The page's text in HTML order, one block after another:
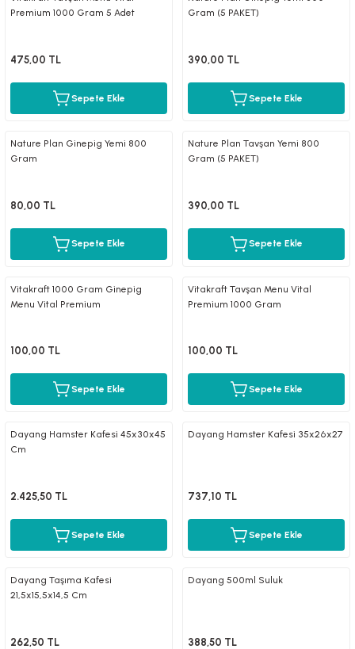
Premium 1000 Gram 5 Adet
475,00 TL
Sepete Ekle
Gram (5 PAKET)
390,00 TL
Sepete Ekle
Nature Plan Ginepig Yemi 800
Gram
80,00 TL
Sepete Ekle
Nature Plan Tavşan Yemi 800
Gram (5 PAKET)
390,00 TL
Sepete Ekle
Vitakraft 1000 Gram Ginepig
Menu Vital Premium
100,00 TL
Sepete Ekle
Vitakraft Tavşan Menu Vital
Premium 1000 Gram
100,00 TL
Sepete Ekle
Dayang Hamster Kafesi 45x30x45
Cm
2.425,50 TL
Sepete Ekle
Dayang Hamster Kafesi 35x26x27
737,10 TL
Sepete Ekle
Dayang Taşıma Kafesi
21,5x15,5x14,5 Cm
262,50 TL
Dayang 500ml Suluk
388,50 TL